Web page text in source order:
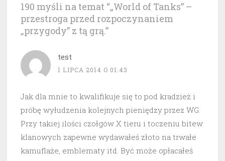
190 myśli na temat “„World of Tanks” –
przestroga przed rozpoczynaniem
„przygody” z tą grą.”
test
1 LIPCA 2014 O 01:43
Jak dla mnie to kwalifikuje się to pod kradzież i
próbę wyłudzenia kolejnych pieniędzy przez WG.
Przy takiej ilości czołgów X tieru i toczeniu bitew
klanowych zapewne wydawałeś złoto na trwałe
kamuflaże, emblematy itd. Być może opłacałeś